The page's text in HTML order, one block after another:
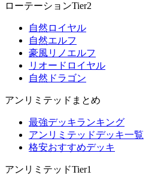
ローテーションTier2
自然ロイヤル
自然エルフ
豪風リノエルフ
リオードロイヤル
自然ドラゴン
アンリミテッドまとめ
最強デッキランキング
アンリミテッドデッキ一覧
格安おすすめデッキ
アンリミテッドTier1